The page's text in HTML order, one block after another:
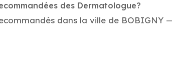
des Dermatologue?
dans la ville de BOBIGNY